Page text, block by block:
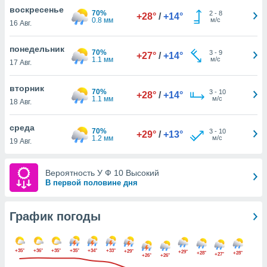
вы
установки
веб-
как
воскресенье
16 Авг.
70%
0.8 мм
+28° / +14° 2- 8
м/с
понедельник
17 Авг.
70%
1.1 мм
+27° / +14° 3- 9
м/с
вторник
18 Авг.
70%
1.1 мм
+28° / +14° 3- 10
м/с
среда
19 Авг.
70%
1.2 мм
+29° / +13° 3- 10
м/с
Вероятность У Ф 10 Высокий
В первой половине дня
График погоды
+35° +36° +35° +35° +34° +33° +29°
+26° +26°
+29° +28° +27° +28°